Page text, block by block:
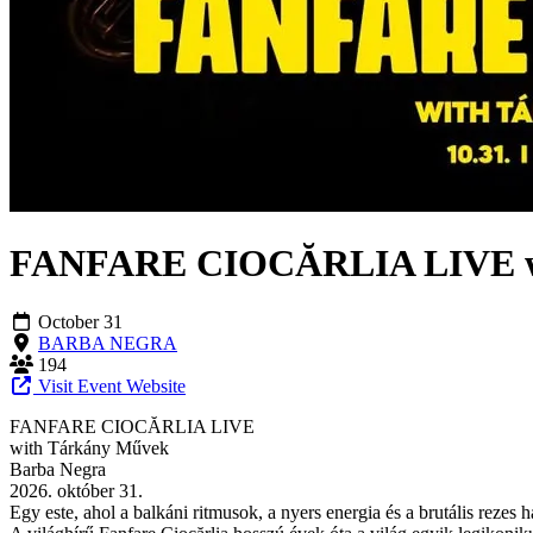
FANFARE CIOCĂRLIA LIVE
October 31
BARBA NEGRA
194
Visit Event Website
FANFARE CIOCĂRLIA LIVE
with Tárkány Művek
Barba Negra
2026. október 31.
Egy este, ahol a balkáni ritmusok, a nyers energia és a brutális rezes